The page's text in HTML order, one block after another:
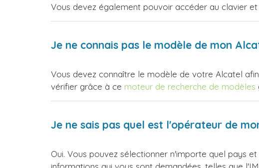
Vous devez également pouvoir accéder au clavier
Je ne connais pas le modèle de mon
Vous devez connaître le modèle de votre Alcatel
vérifier grâce à ce moteur de recherche de modèles
Je ne sais pas quel est l'opérateur de
Oui. Vous pouvez sélectionner n'importe quel pays